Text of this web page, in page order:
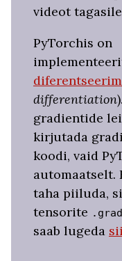
videot
PyTorchis on
differentiation
gradientide
kirjutada
koodi, vaid
automaatselt.
taha piiluda,
tensorite
saab lugeda